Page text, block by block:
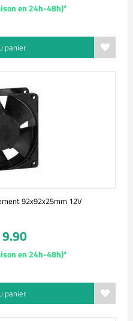
en 24h-48h)*
panier
92x92x25mm 12V
9.90
en 24h-48h)*
panier